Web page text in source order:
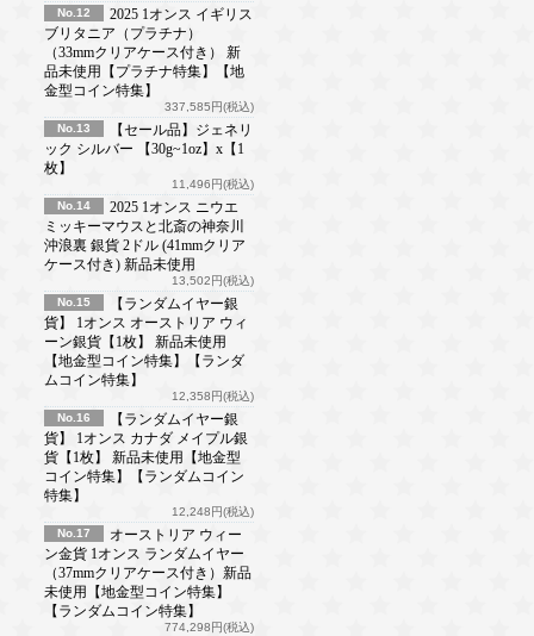
No.12
2025 1オンス イギリス
ブリタニア（プラチナ）
（33mmクリアケース付き） 新
品未使用【プラチナ特集】【地
金型コイン特集】
337,585円(税込)
No.13
【セール品】ジェネリ
ック シルバー 【30g~1oz】x【1
枚】
11,496円(税込)
No.14
2025 1オンス ニウエ
ミッキーマウスと北斎の神奈川
沖浪裏 銀貨 2ドル (41mmクリア
ケース付き) 新品未使用
13,502円(税込)
No.15
【ランダムイヤー銀
貨】 1オンス オーストリア ウィ
ーン銀貨【1枚】 新品未使用
【地金型コイン特集】【ランダ
ムコイン特集】
12,358円(税込)
No.16
【ランダムイヤー銀
貨】 1オンス カナダ メイプル銀
貨【1枚】 新品未使用【地金型
コイン特集】【ランダムコイン
特集】
12,248円(税込)
No.17
オーストリア ウィー
ン金貨 1オンス ランダムイヤー
（37mmクリアケース付き）新品
未使用【地金型コイン特集】
【ランダムコイン特集】
774,298円(税込)